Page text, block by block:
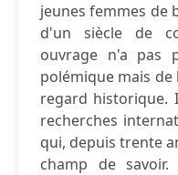
jeunes femmes de
d'un siècle de
ouvrage n'a pas
polémique mais
regard
recherches
qui, depuis trente
champ de